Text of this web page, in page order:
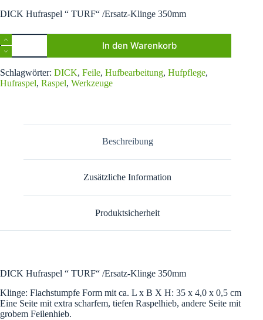
DICK Hufraspel “ TURF“ /Ersatz-Klinge 350mm
c,
"Turf"
Hufraspel
/
Feile
350mm
In den Warenkorb
l
t
Schlagwörter: DICK, Feile, Hufbearbeitung, Hufpflege,
Hufraspel, Raspel, Werkzeuge
Beschreibung
Zusätzliche Information
Produktsicherheit
DICK Hufraspel “ TURF“ /Ersatz-Klinge 350mm
Klinge: Flachstumpfe Form mit ca. L x B X H: 35 x 4,0 x 0,5 cm
Eine Seite mit extra scharfem, tiefen Raspelhieb, andere Seite mit
grobem Feilenhieb.